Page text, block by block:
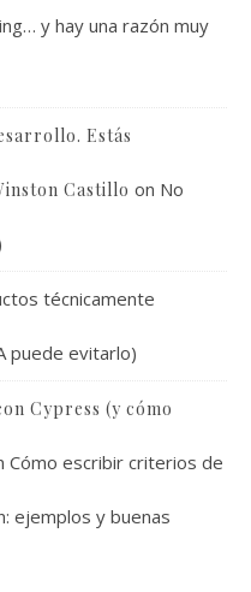
y hay una razón muy
Estás
Castillo on No
técnicamente
puede evitarlo)
Cypress (y cómo
Cómo escribir criterios de
ejemplos y buenas